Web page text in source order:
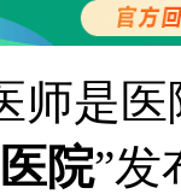
师是
院”发